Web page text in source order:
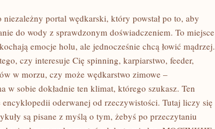
portal wędkarski, który powstał po to, aby
do wody z sprawdzonym doświadczeniem. To miejsce
emocje holu, ale jednocześnie chcą łowić mądrzej.
czy interesuje Cię spinning, karpiarstwo, feeder,
w morzu, czy może wędkarstwo zimowe –
w sobie dokładnie ten klimat, którego szukasz. Ten
encyklopedii oderwanej od rzeczywistości. Tutaj liczy się
są pisane z myślą o tym, żebyś po przeczytaniu